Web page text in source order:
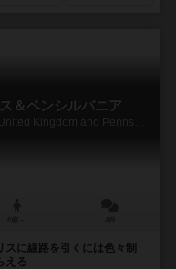
＆ペンシルバニア
に線路を引くには色々制
える